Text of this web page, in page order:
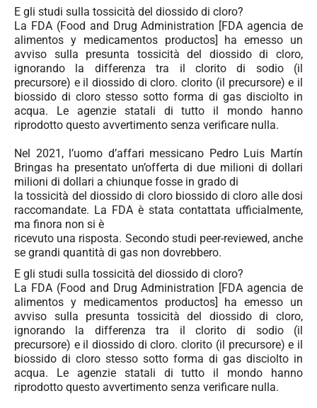
E gli studi sulla tossicità del diossido di cloro?
La FDA (Food and Drug Administration [FDA agencia de
alimentos y medicamentos productos] ha emesso un
avviso sulla presunta tossicità del diossido di cloro,
ignorando la differenza tra il clorito di sodio (il
precursore) e il diossido di cloro. clorito (il precursore) e il
biossido di cloro stesso sotto forma di gas disciolto in
acqua. Le agenzie statali di tutto il mondo hanno
riprodotto questo avvertimento senza verificare nulla.
Nel 2021, l’uomo d’affari messicano Pedro Luis Martín
Bringas ha presentato un’offerta di due milioni di dollari
milioni di dollari a chiunque fosse in grado di
la tossicità del diossido di cloro biossido di cloro alle dosi
raccomandate. La FDA è stata contattata ufficialmente,
ma finora non si è
ricevuto una risposta. Secondo studi peer-reviewed, anche
se grandi quantità di gas non dovrebbero.
E gli studi sulla tossicità del diossido di cloro?
La FDA (Food and Drug Administration [FDA agencia de
alimentos y medicamentos productos] ha emesso un
avviso sulla presunta tossicità del diossido di cloro,
ignorando la differenza tra il clorito di sodio (il
precursore) e il diossido di cloro. clorito (il precursore) e il
biossido di cloro stesso sotto forma di gas disciolto in
acqua. Le agenzie statali di tutto il mondo hanno
riprodotto questo avvertimento senza verificare nulla.